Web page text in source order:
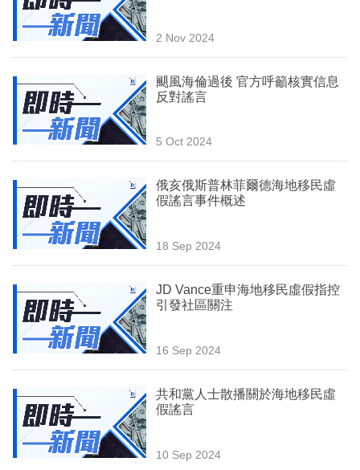
理
業
科
技
場
生
時
事
訂
閱
2 Nov 2024
颶風海倫過後 官方呼籲核實信息
反對謠言
5 Oct 2024
俄亥俄斯普林菲爾德海地移民虛
假謠言事件概述
18 Sep 2024
JD Vance重申海地移民虛假指控
引發社區關注
16 Sep 2024
共和黨人士散播關於海地移民虛
假謠言
10 Sep 2024